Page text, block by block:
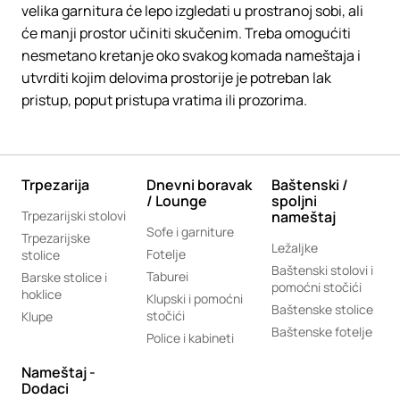
velika garnitura će lepo izgledati u prostranoj sobi, ali
će manji prostor učiniti skučenim. Treba omogućiti
nesmetano kretanje oko svakog komada nameštaja i
utvrditi kojim delovima prostorije je potreban lak
pristup, poput pristupa vratima ili prozorima.
Trpezarija
Trpezarijski stolovi
Trpezarijske
stolice
Barske stolice i
hoklice
Klupe
Dnevni boravak
/ Lounge
Sofe i garniture
Fotelje
Taburei
Klupski i pomoćni
stočići
Police i kabineti
Baštenski /
spoljni
nameštaj
Ležaljke
Baštenski stolovi i
pomoćni stočići
Baštenske stolice
Baštenske fotelje
Nameštaj -
Dodaci